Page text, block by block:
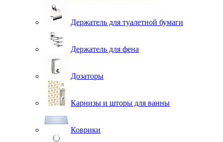
Держатель для туалетной бумаги
Держатель для фена
Дозаторы
Карнизы и шторы для ванны
Коврики